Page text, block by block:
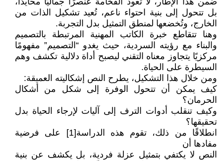
بل تتحول إلى بنية احتواء ناعم، تُعيد تشكيل الذات من
الخارج، وتُخضعها لمنطق التمثيل بدل التجربة.
وهنا تتقاطع خبرة الكاتب المهنية المرتبطة بالتصميم
والبناء مع رؤيته السردية، حيث يغدو “التصميم” مفهومًا
مركزيًا يتجاوز معناه التقني ليصبح أداة دلالية تكشف وهم
السيطرة على الحياة.
ومن خلال هذا التشكيل، يطرح النص إشكاليته العميقة:
كيف يمكن أن تتحول الوفرة إلى شكل من أشكال
الحرمان؟
وكيف تنقلب أدوات الترف إلى آليات لإرجاء الحياة بدل
تحقيقها؟
انطلاقًا من ذلك، تقوم هذه الدراسة[1] على فرضية
مفادها أن
النص لا يكتفي بتمثيل عزلة فردية، بل يكشف عن بنية